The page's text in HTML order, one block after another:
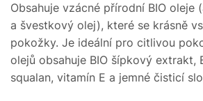
Obsahuje vzácné přírodní BIO oleje
a švestkový olej), které se krásně
pokožky. Je ideální pro citlivou
olejů obsahuje BIO šípkový extrakt,
squalan, vitamín E a jemné čisticí